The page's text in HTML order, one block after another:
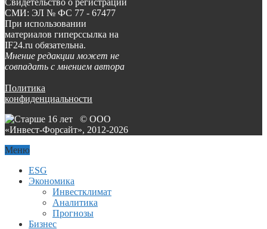
Свидетельство о регистрации
СМИ: ЭЛ № ФС 77 - 67477
При использовании
материалов гиперссылка на
IF24.ru обязательна.
Мнение редакции может не
совпадать с мнением автора
Политика
конфиденциальности
© ООО
«Инвест-Форсайт», 2012-2026
Меню
ESG
Экономика
Инвестклимат
Аналитика
Прогнозы
Бизнес